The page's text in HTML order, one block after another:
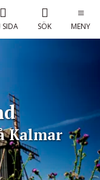
SIDA SÖK MENY
Kalmar